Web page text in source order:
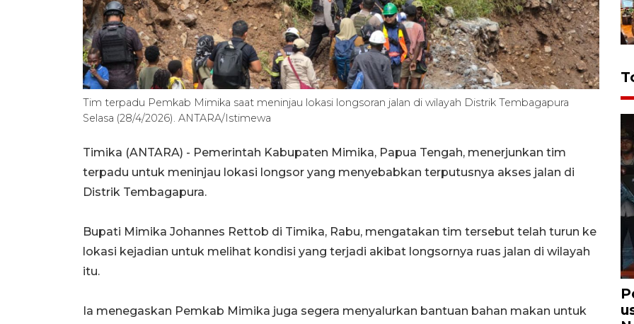
Tim terpadu Pemkab Mimika saat meninjau lokasi longsoran jalan di wilayah Distrik Tembagapura
Selasa (28/4/2026). ANTARA/Istimewa
Timika (ANTARA) - Pemerintah Kabupaten Mimika, Papua Tengah, menerjunkan tim
terpadu untuk meninjau lokasi longsor yang menyebabkan terputusnya akses jalan di
Distrik Tembagapura.
Bupati Mimika Johannes Rettob di Timika, Rabu, mengatakan tim tersebut telah turun ke
lokasi kejadian untuk melihat kondisi yang terjadi akibat longsornya ruas jalan di wilayah
itu.
Ia menegaskan Pemkab Mimika juga segera menyalurkan bantuan bahan makan untuk